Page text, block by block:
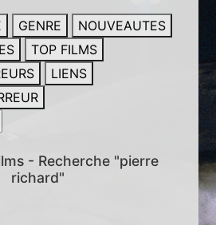
GENRE
NOUVEAUTES
TOP FILMS
LIENS
- Recherche "pierre
richard"